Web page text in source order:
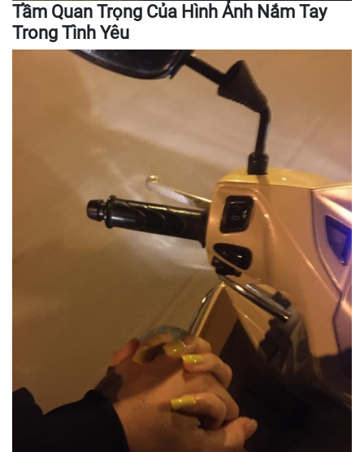
Tầm Quan Trọng Của Hình Ảnh Nắm Tay
Trong Tình Yêu